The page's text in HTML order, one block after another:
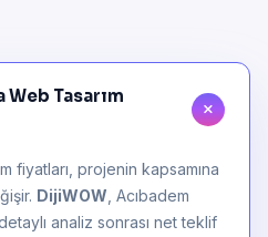
Tasarım
fiyatları, projenin kapsamına
DijiWOW , Acıbadem
analiz sonrası net teklif